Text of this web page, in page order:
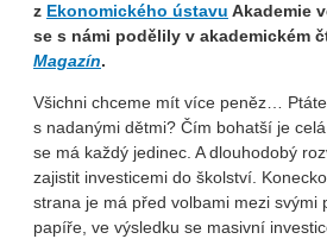
z Ekonomického ústavu Akademie
se s námi podělily v akademickém
Magazín.
Všichni chceme mít více peněz…
s nadanými dětmi? Čím bohatší je
se má každý jedinec. A dlouhodobý
zajistit investicemi do školství.
strana je má před volbami mezi svými
papíře, ve výsledku se masivní